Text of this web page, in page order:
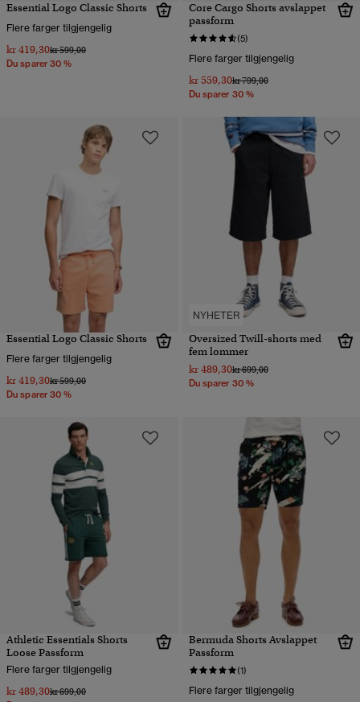
Essential Logo Classic Shorts
Flere farger tilgjengelig
kr 419,30Pris nedsatt fra
kr 599,00til
Du sparer 30 %
Core Cargo Shorts avslappet
passform
(5)
Flere farger tilgjengelig
kr 559,30Pris nedsatt fra
kr 799,00til
Du sparer 30 %
Essential Logo Classic Shorts
Flere farger tilgjengelig
kr 419,30Pris nedsatt fra
kr 599,00til
Du sparer 30 %
NYHETER
Oversized Twill-shorts med
fem lommer
kr 489,30Pris nedsatt fra
kr 699,00til
Du sparer 30 %
Athletic Essentials Shorts
Loose Passform
Flere farger tilgjengelig
kr 489,30Pris nedsatt fra
kr 699,00til
Bermuda Shorts Avslappet
Passform
(1)
Flere farger tilgjengelig